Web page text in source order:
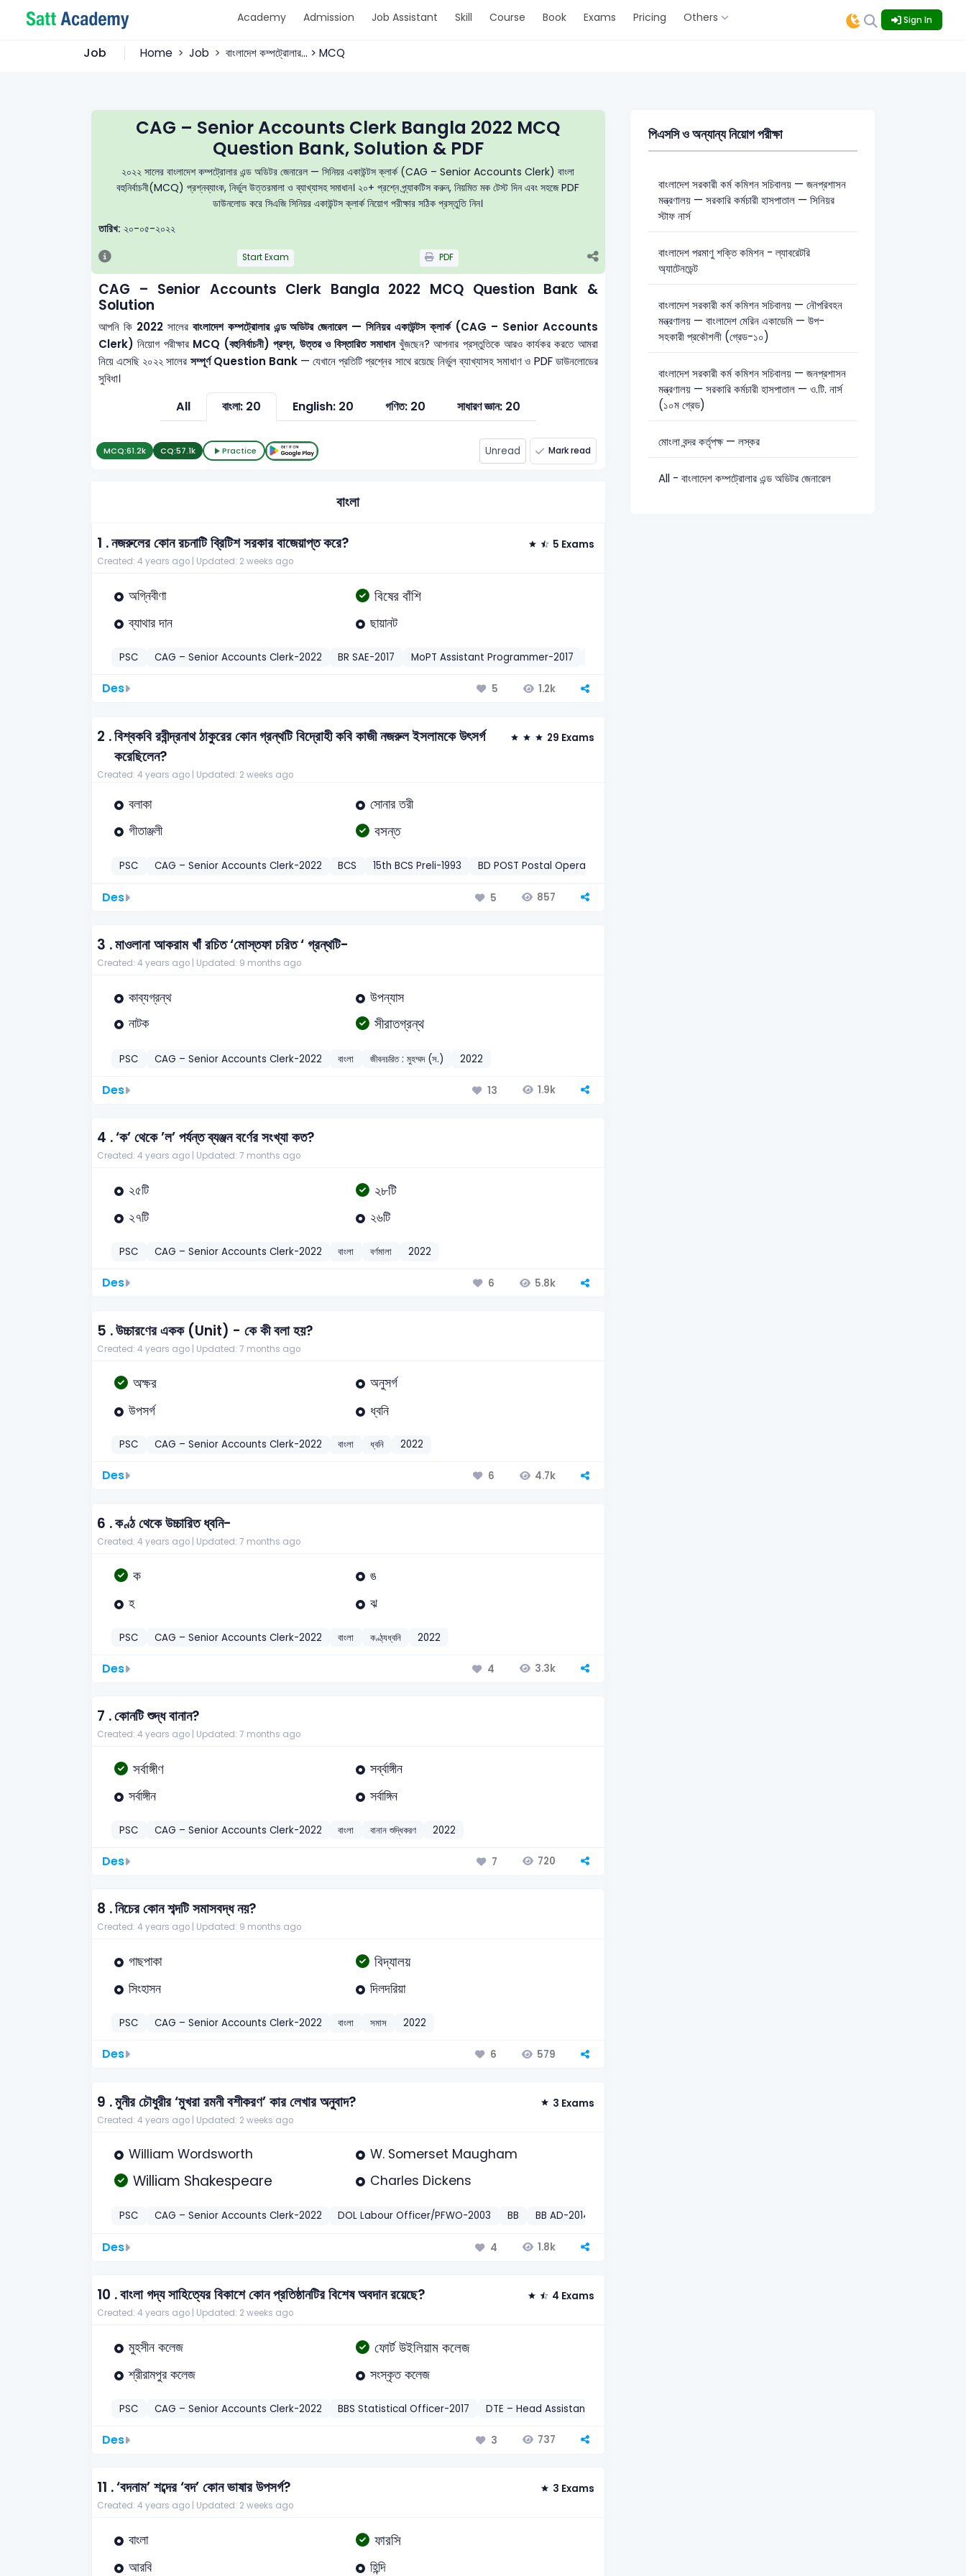
Academy Admission Job Assistant Skill Course Book Exams Pricing Others Sign In
Job Home Job বাংলাদেশ কম্পট্রোলার... > MCQ
CAG – Senior Accounts Clerk Bangla 2022 MCQ
Question Bank, Solution & PDF
২০২২ সালের বাংলাদেশ কম্পট্রোলার এন্ড অডিটর জেনারেল — সিনিয়র একাউন্টস ক্লার্ক (CAG – Senior Accounts Clerk) বাংলা
বহুনির্বাচনী(MCQ) প্রশ্নব্যাংক, নির্ভুল উত্তরমালা ও ব্যাখ্যাসহ সমাধান। ২০+ প্রশ্নে প্র্যাকটিস করুন, নিয়মিত মক টেস্ট দিন এবং সহজে PDF
ডাউনলোড করে সিএজি সিনিয়র একাউন্টস ক্লার্ক নিয়োগ পরীক্ষার সঠিক প্রস্তুতি নিন।
তারিখ: ২০-০৫-২০২২
Start Exam PDF
CAG – Senior Accounts Clerk Bangla 2022 MCQ Question Bank &
Solution
আপনি কি 2022সালের বাংলাদেশ কম্পট্রোলার এন্ড অডিটর জেনারেল — সিনিয়র একাউন্টস ক্লার্ক (CAG – Senior Accounts
Clerk)নিয়োগ পরীক্ষার MCQ (বহুনির্বাচনী) প্রশ্ন, উত্তর ও বিস্তারিত সমাধানখুঁজছেন? আপনার প্রস্তুতিকে আরও কার্যকর করতে আমরা
নিয়ে এসেছি ২০২২ সালের সম্পূর্ণ Question Bank— যেখানে প্রতিটি প্রশ্নের সাথে রয়েছে নির্ভুল ব্যাখ্যাসহ সমাধাণ ও PDF ডাউনলোডের
সুবিধা।
All বাংলা: 20 English: 20 গণিত: 20 সাধারণ জ্ঞান: 20
MCQ:61.2k CQ:57.1k Practice Unread Mark read
বাংলা
1 .নজরুলের কোন রচনাটি ব্রিটিশ সরকার বাজেয়াপ্ত করে? 5 Exams
Created: 4 years ago | Updated: 2 weeks ago
অগ্নিবীণা বিষের বাঁশি
ব্যাথার দান ছায়ানট
PSC CAG – Senior Accounts Clerk-2022 BR SAE-2017 MoPT Assistant Programmer-2017
Des 5 1.2k
2 .বিশ্বকবি রবীন্দ্রনাথ ঠাকুরের কোন গ্রন্থটি বিদ্রোহী কবি কাজী নজরুল ইসলামকে উৎসর্গ
করেছিলেন?
29 Exams
Created: 4 years ago | Updated: 2 weeks ago
বলাকা
সোনার তরী
গীতাঞ্জলী
বসন্ত
PSC CAG – Senior Accounts Clerk-2022 BCS 15th BCS Preli-1993 BD POST Postal Operator-2016
Des 5 857
3 .মাওলানা আকরাম খাঁ রচিত ‘মোস্তফা চরিত ‘ গ্রন্থটি-
Created: 4 years ago | Updated: 9 months ago
কাব্যগ্রন্থ
উপন্যাস
নাটক
সীরাতগ্রন্থ
PSC CAG – Senior Accounts Clerk-2022 বাংলা জীবনচরিত : মুহম্মদ (স.) 2022
Des 13 1.9k
4 .‘ক’ থেকে ’ল’ পর্যন্ত ব্যঞ্জন বর্ণের সংখ্যা কত?
Created: 4 years ago | Updated: 7 months ago
২৫টি ২৮টি
২৭টি ২৬টি
PSC CAG – Senior Accounts Clerk-2022 বাংলা বর্ণমালা 2022
Des 6 5.8k
5 .উচ্চারণের একক (Unit) - কে কী বলা হয়?
Created: 4 years ago | Updated: 7 months ago
অক্ষর
অনুসর্গ
উপসর্গ
ধ্বনি
PSC CAG – Senior Accounts Clerk-2022 বাংলা ধ্বনি 2022
Des 6 4.7k
6 .কণ্ঠ থেকে উচ্চারিত ধ্বনি-
Created: 4 years ago | Updated: 7 months ago
ক
ঙ
হ
ঝ
PSC CAG – Senior Accounts Clerk-2022 বাংলা কণ্ঠ্যধ্বনি 2022
Des 4 3.3k
7 .কোনটি শুদ্ধ বানান?
Created: 4 years ago | Updated: 7 months ago
সর্বাঙ্গীণ
সর্ব্বাঙ্গীন
সর্বাঙ্গীন
সর্বাঙ্গিন
PSC CAG – Senior Accounts Clerk-2022 বাংলা বানান শুদ্ধিকরণ 2022
Des 7 720
8 .নিচের কোন শব্দটি সমাসবদ্ধ নয়?
Created: 4 years ago | Updated: 9 months ago
গাছপাকা বিদ্যালয়
সিংহাসন দিলদরিয়া
PSC CAG – Senior Accounts Clerk-2022 বাংলা সমাস 2022
Des 6 579
9 .মুনীর চৌধুরীর ‘মুখরা রমনী বশীকরণ’ কার লেখার অনুবাদ? 3 Exams
Created: 4 years ago | Updated: 2 weeks ago
William Wordsworth W. Somerset Maugham
William Shakespeare Charles Dickens
PSC CAG – Senior Accounts Clerk-2022 DOL Labour Officer/PFWO-2003 BB BB AD-2014
Des 4 1.8k
10 .বাংলা গদ্য সাহিত্যের বিকাশে কোন প্রতিষ্ঠানটির বিশেষ অবদান রয়েছে? 4 Exams
Created: 4 years ago | Updated: 2 weeks ago
মুহসীন কলেজ ফোর্ট উইলিয়াম কলেজ
শ্রীরামপুর কলেজ সংস্কৃত কলেজ
PSC CAG – Senior Accounts Clerk-2022 BBS Statistical Officer-2017 DTE – Head Assistant / Accountant / Computer Operator-2021
Des 3 737
11 .‘বদনাম’ শব্দের ‘বদ’ কোন ভাষার উপসর্গ? 3 Exams
Created: 4 years ago | Updated: 2 weeks ago
বাংলা ফারসি
আরবি হিন্দি
পিএসসি ও অন্যান্য নিয়োগ পরীক্ষা
বাংলাদেশ সরকারী কর্ম কমিশন সচিবালয় — জনপ্রশাসন
মন্ত্রণালয় — সরকারি কর্মচারী হাসপাতাল — সিনিয়র
স্টাফ নার্স
বাংলাদেশ পরমাণু শক্তি কমিশন - ল্যাবরেটরি
অ্যাটেনডেন্ট
বাংলাদেশ সরকারী কর্ম কমিশন সচিবালয় — নৌপরিবহন
মন্ত্রণালয় — বাংলাদেশ মেরিন একাডেমি — উপ-
সহকারী প্রকৌশলী (গ্রেড-১০)
বাংলাদেশ সরকারী কর্ম কমিশন সচিবালয় — জনপ্রশাসন
মন্ত্রণালয় — সরকারি কর্মচারী হাসপাতাল — ও.টি. নার্স
(১০ম গ্রেড)
মোংলা বন্দর কর্তৃপক্ষ — লস্কর
All - বাংলাদেশ কম্পট্রোলার এন্ড অডিটর জেনারেল